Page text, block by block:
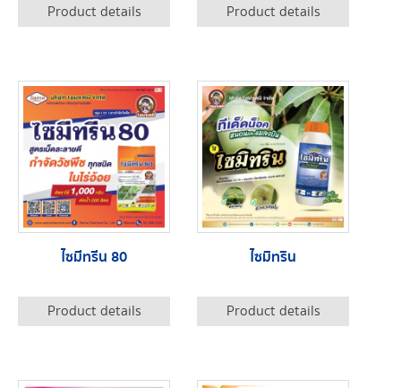
Product details Product details
ไซมีทรีน 80
Product details
ไซมิทริน
Product details